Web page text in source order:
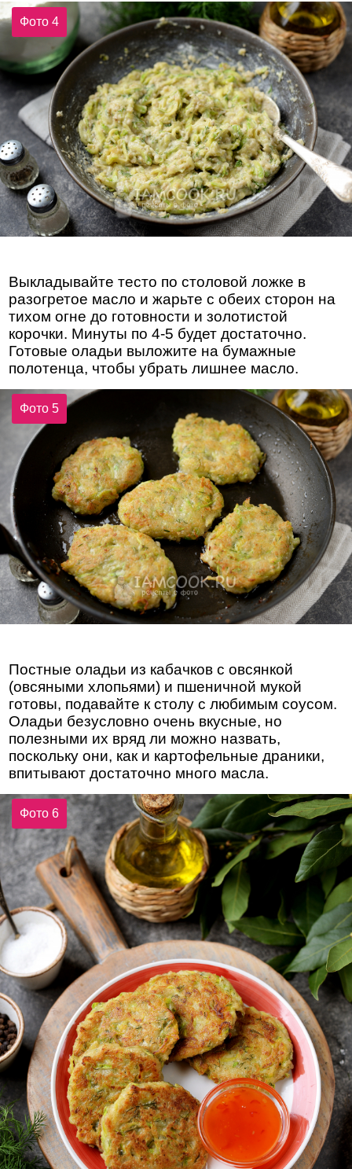
Фото 4
Выкладывайте тесто по столовой ложке в
разогретое масло и жарьте с обеих сторон на
тихом огне до готовности и золотистой
корочки. Минуты по 4-5 будет достаточно.
Готовые оладьи выложите на бумажные
полотенца, чтобы убрать лишнее масло.
Фото 5
Постные оладьи из кабачков с овсянкой
(овсяными хлопьями) и пшеничной мукой
готовы, подавайте к столу с любимым соусом.
Оладьи безусловно очень вкусные, но
полезными их вряд ли можно назвать,
поскольку они, как и картофельные драники,
впитывают достаточно много масла.
Фото 6